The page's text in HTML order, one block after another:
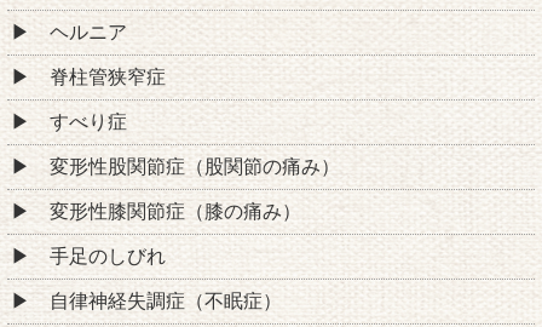
ヘルニア
脊柱管狭窄症
すべり症
変形性股関節症（股関節の痛み）
変形性膝関節症（膝の痛み）
手足のしびれ
自律神経失調症（不眠症）